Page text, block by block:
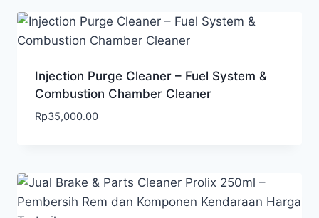
Injection Purge Cleaner – Fuel System &
Combustion Chamber Cleaner
Rp35,000.00